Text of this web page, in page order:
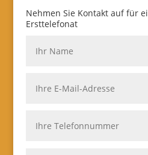
Nehmen Sie Kontakt auf für
Ersttelefonat